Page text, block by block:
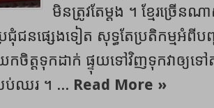
មិនត្រូវតែម្តង ។ ខ្មែរច្រើ
ជុំជនផ្សេងទៀត សុទ្ធតែប្រតិកម្ម​អំពីប
កចិត្តទុកដាក់ ផ្ទុយទៅវិញទុកវាឲ្យទៅ
ឈរ ។ ... Read More »